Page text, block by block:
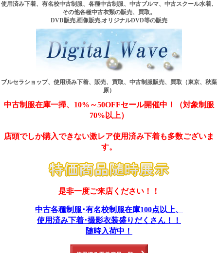
使用済み下着、有名校中古制服、各種中古制服、中古ブルマ、中古スクール水着、
その他各種中古衣類の販売、買取。
DVD販売,画像販売,オリジナルDVD等の販売
ブルセラショップ、使用済み下着、販売、買取、中古制服販売、買取（東京、秋葉
原）
中古制服在庫一掃、10%～50OFFセール開催中！（対象制服
70%以上）
店頭でしか購入できない激レア使用済み下着も多数ございま
す。
是非一度ご来店ください！！
中古各種制服･有名校制服在庫100点以上、
使用済み下着･撮影衣装盛りだくさん！！
随時入荷中！